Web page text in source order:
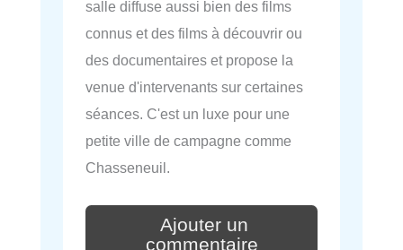
salle diffuse aussi bien des films
connus et des films à découvrir ou
des documentaires et propose la
venue d'intervenants sur certaines
séances. C'est un luxe pour une
petite ville de campagne comme
Chasseneuil.
Ajouter un
commentaire